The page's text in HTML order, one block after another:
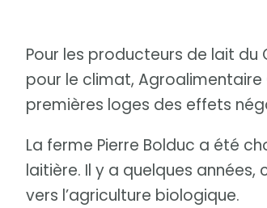
Pour les producteurs de lait
pour le climat,
premières loges des effets
La ferme Pierre Bolduc a été
laitière. Il y a quelques
vers l’agriculture biologique.